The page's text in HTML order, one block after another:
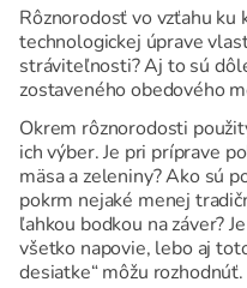
Rôznorodosť vo vzťahu ku
technologickej úprave
stráviteľnosti? Aj to sú
zostaveného obedového
Okrem rôznorodosti
ich výber. Je pri príprave
mäsa a zeleniny? Ako sú
pokrm nejaké menej
ľahkou bodkou na záver?
všetko napovie, lebo aj
desiatke“ môžu rozhodnúť.